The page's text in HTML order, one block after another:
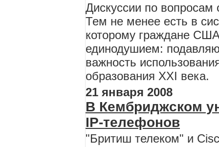
Дискуссии по вопросам
Тем не менее есть в
которому граждане
единодушием:
важность
образования XXI века.
21 января 2008
В Кембриджском
IP-телефонов
"Бритиш телеком" и